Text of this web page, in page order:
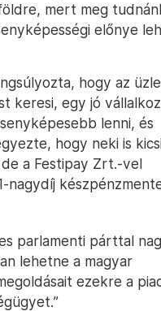
mert meg
előnye
hogy az
keresi, egy jó
lenni, és
hogy neki is
a Festipay Zrt.-vel
nagydíj
parlamenti párttal
lehetne a magyar
ezekre a